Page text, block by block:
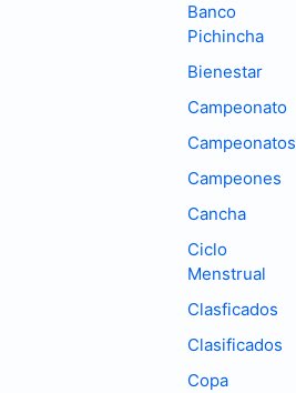
Banco
Pichincha
Bienestar
Campeonato
Campeonatos
Campeones
Cancha
Ciclo
Menstrual
Clasficados
Clasificados
Copa